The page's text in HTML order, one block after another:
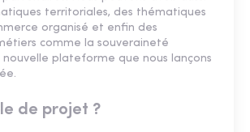
territoriales, des thématiques
organisé et enfin des
comme la souveraineté
nouvelle plateforme que nous lançons
de projet ?